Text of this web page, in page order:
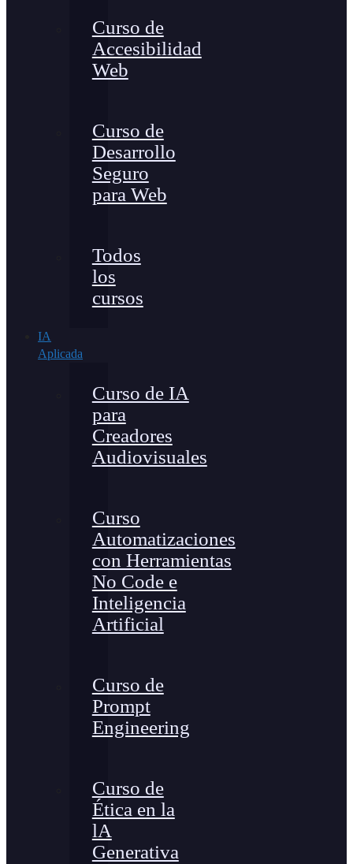
Curso de
Accesibilidad
Web
Curso de
Desarrollo
Seguro
para Web
Todos
los
cursos
IA
Aplicada
Curso de IA
para
Creadores
Audiovisuales
Curso
Automatizaciones
con Herramientas
No Code e
Inteligencia
Artificial
Curso de
Prompt
Engineering
Curso de
Ética en la
lA
Generativa